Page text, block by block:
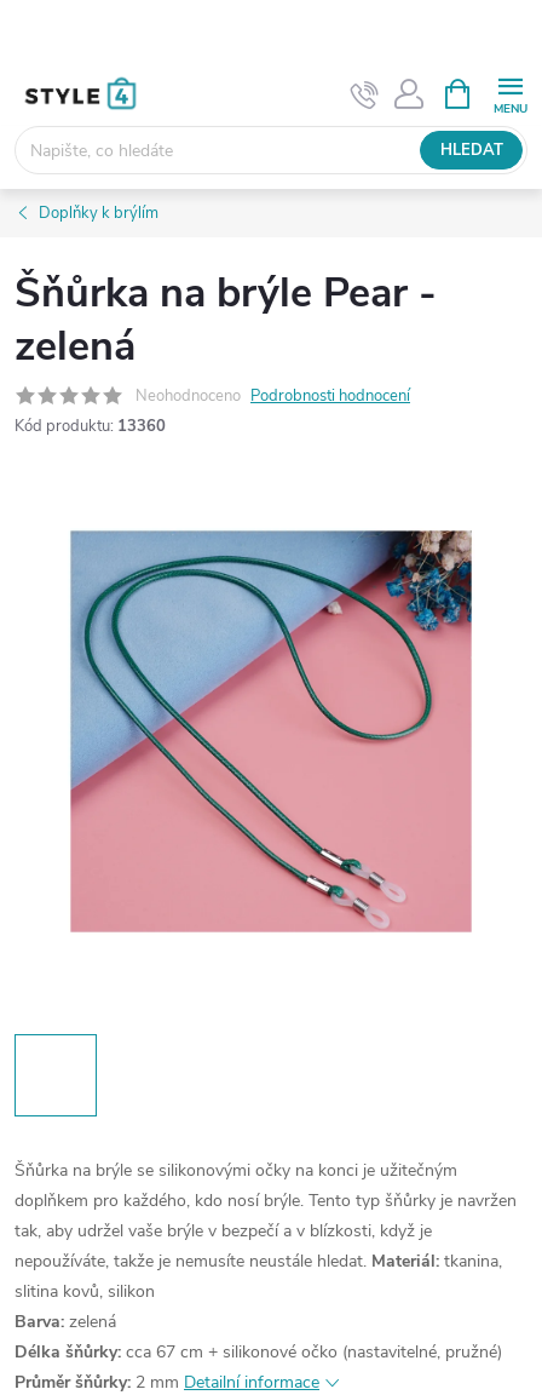
HLEDAT
NÁKUPNÍ
KOŠÍK
Doplňky k brýlím
Šňůrka na brýle Pear -
zelená
Neohodnoceno Podrobnosti hodnocení
Kód produktu: 13360
Šňůrka na brýle se silikonovými očky na konci je užitečným
doplňkem pro každého, kdo nosí brýle. Tento typ šňůrky je navržen
tak, aby udržel vaše brýle v bezpečí a v blízkosti, když je
nepoužíváte, takže je nemusíte neustále hledat. Materiál: tkanina,
slitina kovů, silikon
Barva: zelená
Délka šňůrky: cca 67 cm + silikonové očko (nastavitelné, pružné)
Průměr šňůrky: 2 mm Detailní informace